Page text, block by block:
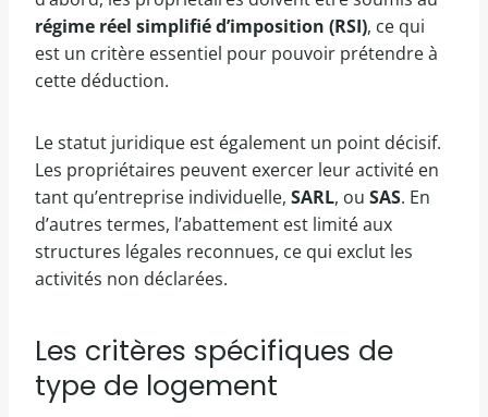
régime réel simplifié d’imposition (RSI), ce qui
est un critère essentiel pour pouvoir prétendre à
cette déduction.
Le statut juridique est également un point décisif.
Les propriétaires peuvent exercer leur activité en
tant qu’entreprise individuelle, SARL, ou SAS. En
d’autres termes, l’abattement est limité aux
structures légales reconnues, ce qui exclut les
activités non déclarées.
Les critères spécifiques de
type de logement